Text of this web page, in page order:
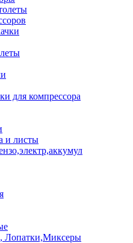
для компрессора
и листы
Лопатки,Миксеры